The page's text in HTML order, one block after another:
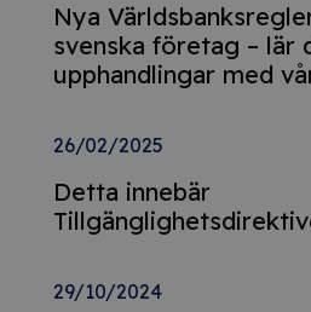
Nya
svenska företag – lär
upphandlingar med
26/02/2025
Detta innebär
29/10/2024